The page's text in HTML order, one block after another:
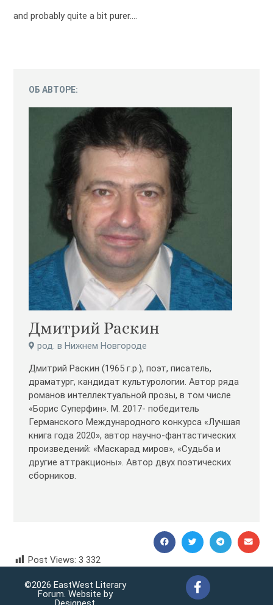
and probably quite a bit purer….
ОБ АВТОРЕ:
Дмитрий Раскин
род. в Нижнем Новгороде
Дмитрий Раскин (1965 г.р.), поэт, писатель,
драматург, кандидат культурологии. Автор ряда
романов интеллектуальной прозы, в том числе
«Борис Суперфин». М. 2017- победитель
Германского Международного конкурса «Лучшая
книга года 2020», автор научно-фантастических
произведений: «Маскарад миров», «Судьба и
другие аттракционы». Автор двух поэтических
сборников.
Post Views: 3 332
©2026 EastWest Literary
Forum. Website by